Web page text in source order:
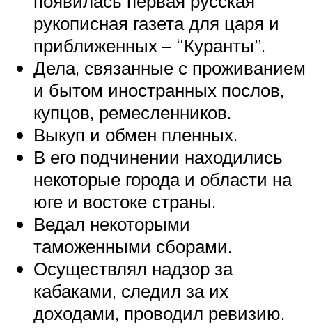
рукописная газета для царя и
приближенных – “Куранты”.
Дела, связанные с проживанием
и бытом иностранных послов,
купцов, ремесленников.
Выкуп и обмен пленных.
В его подчинении находились
некоторые города и области на
юге и востоке страны.
Ведал некоторыми
таможенными сборами.
Осуществлял надзор за
кабаками, следил за их
доходами, проводил ревизию.